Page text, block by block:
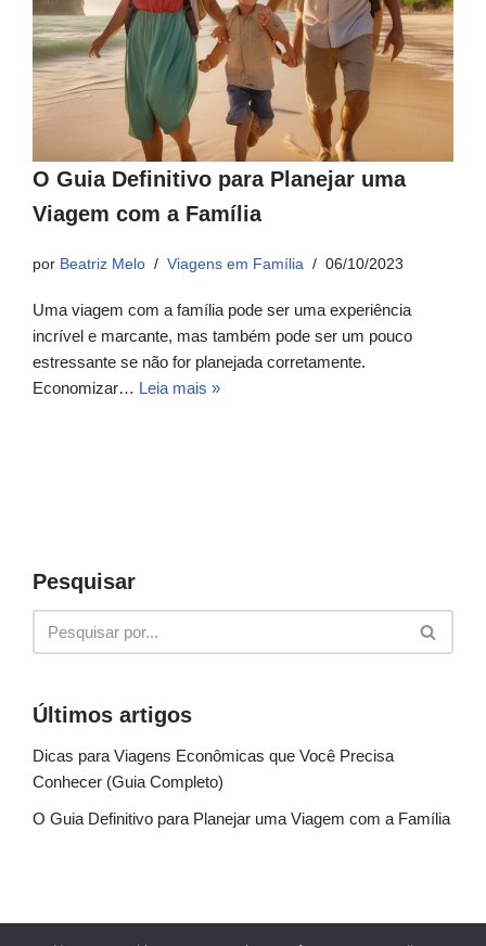
O Guia Definitivo para Planejar uma
Viagem com a Família
por Beatriz Melo Viagens em Família 06/10/2023
Uma viagem com a família pode ser uma experiência
incrível e marcante, mas também pode ser um pouco
estressante se não for planejada corretamente.
Economizar… Leia mais »
Pesquisar
Últimos artigos
Dicas para Viagens Econômicas que Você Precisa
Conhecer (Guia Completo)
O Guia Definitivo para Planejar uma Viagem com a Família
Sobre Nós Fale conosco Política de Privacidade